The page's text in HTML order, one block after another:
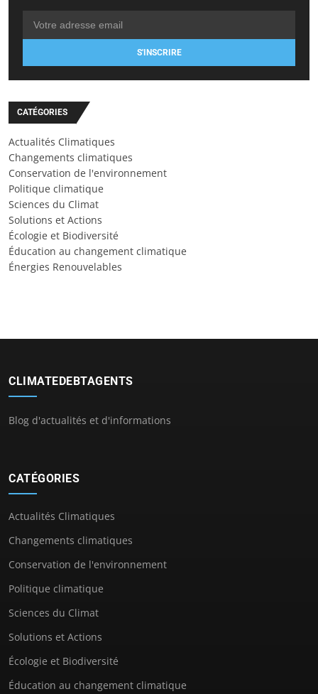
S'INSCRIRE
CATÉGORIES
Actualités Climatiques
Changements climatiques
Conservation de l'environnement
Politique climatique
Sciences du Climat
Solutions et Actions
Écologie et Biodiversité
Éducation au changement climatique
Énergies Renouvelables
CLIMATEDEBTAGENTS
Blog d'actualités et d'informations
CATÉGORIES
Actualités Climatiques
Changements climatiques
Conservation de l'environnement
Politique climatique
Sciences du Climat
Solutions et Actions
Écologie et Biodiversité
Éducation au changement climatique